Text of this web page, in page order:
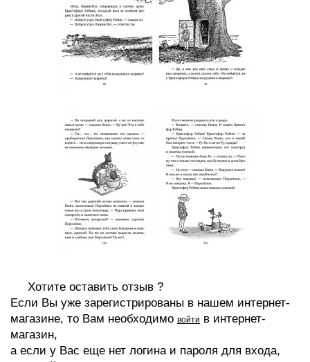
Хотите оставить отзыв ?
Если Вы уже зарегистрированы в нашем интернет-
магазине, то Вам необходимо войти в интернет-
магазин,
а если у Вас еще нет логина и пароля для входа,